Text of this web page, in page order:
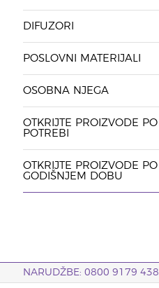
DIFUZORI
POSLOVNI MATERIJALI
OSOBNA NJEGA
OTKRIJTE PROIZVODE PO
POTREBI
OTKRIJTE PROIZVODE PO
GODIŠNJEM DOBU
NARUDŽBE: 0800 9179 438